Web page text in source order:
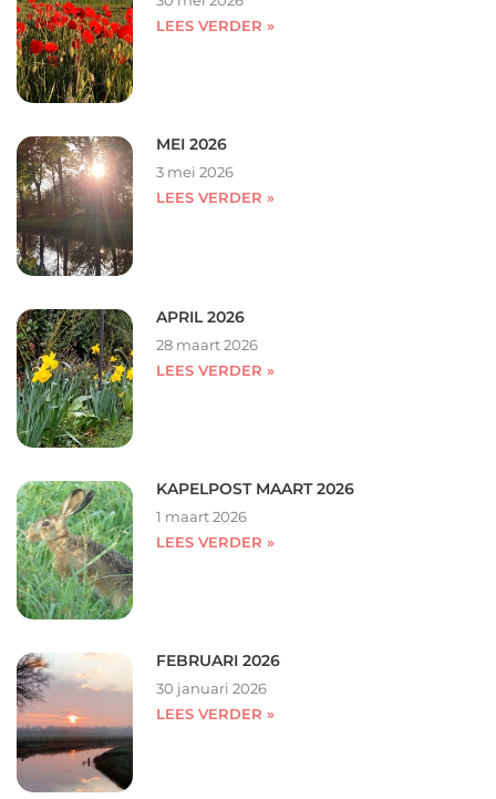
LEES VERDER »
MEI 2026
3 mei 2026
LEES VERDER »
APRIL 2026
28 maart 2026
LEES VERDER »
KAPELPOST MAART 2026
1 maart 2026
LEES VERDER »
FEBRUARI 2026
30 januari 2026
LEES VERDER »